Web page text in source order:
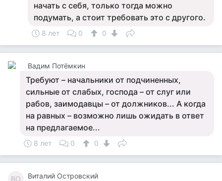
начать с себя, только тогда можно
подумать, а стоит требовать это с другого.
8 лет 0 0
Вадим Потёмкин
Требуют – начальники от подчиненных,
сильные от слабых, господа – от слуг или
рабов, заимодавцы – от должников... А когда
на равных – возможно лишь ожидать в ответ
на предлагаемое...
8 лет 0 0
ВО Виталий Островский